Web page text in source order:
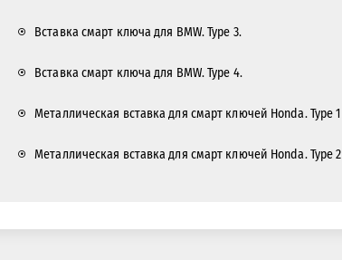
Вставка смарт ключа для BMW. Type 3.
Вставка смарт ключа для BMW. Type 4.
Металлическая вставка для смарт ключей Honda. Type 1
Металлическая вставка для смарт ключей Honda. Type 2